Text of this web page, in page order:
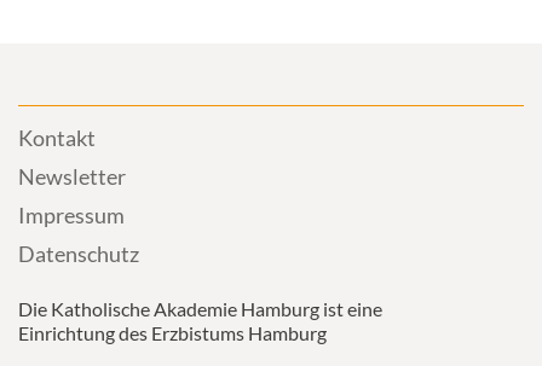
Kontakt
Newsletter
Impressum
Datenschutz
Die Katholische Akademie Hamburg ist eine
Einrichtung des Erzbistums Hamburg